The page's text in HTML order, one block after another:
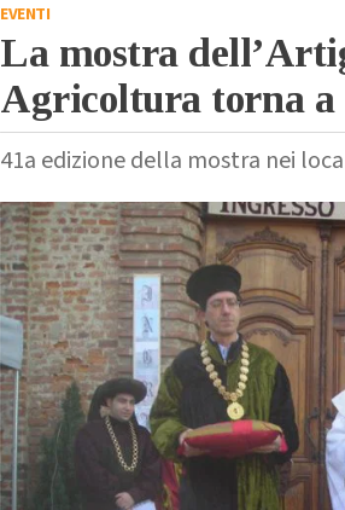
EVENTI
La mostra
Agricoltura torna a
41a edizione della mostra nei